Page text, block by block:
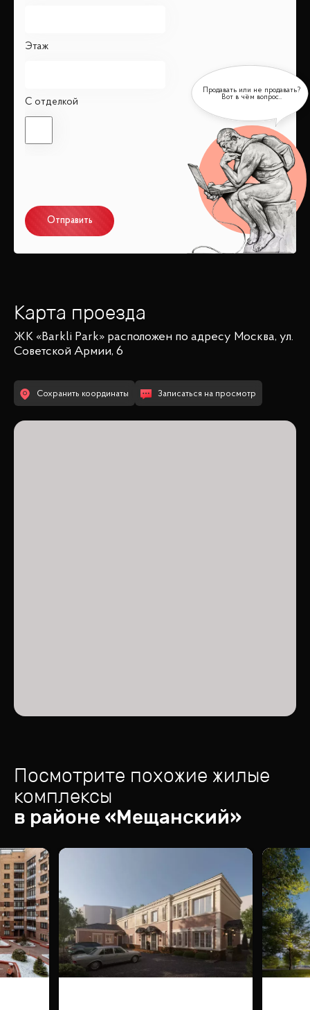
Этаж
С отделкой
Отправить
Карта проезда
ЖК «Barkli Park» расположен по адресу Москва, ул.
Советской Армии, 6
Сохранить координаты Записаться на просмотр
Посмотрите похожие жилые
комплексы
в районе «Мещанский»